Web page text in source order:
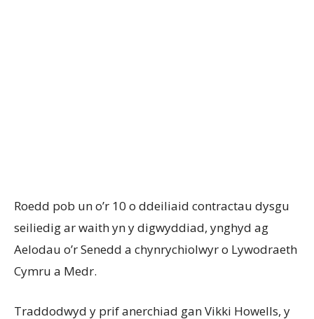
Roedd pob un o’r 10 o ddeiliaid contractau dysgu
seiliedig ar waith yn y digwyddiad, ynghyd ag
Aelodau o’r Senedd a chynrychiolwyr o Lywodraeth
Cymru a Medr.
Traddodwyd y prif anerchiad gan Vikki Howells, y